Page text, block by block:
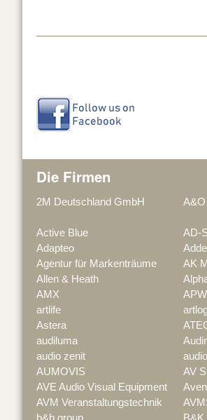
o
Die Firmen
2M Deutschland GmbH A&O
Active Blue
AD-
Adapteo
Agentur für Markenträume
AK
Allen & Heath
AMX
artlife
Astera
audiluma
audio zenit
AUMOVIS
AV
AVE Audio Visual Equipment
AVM Veranstaltungstechnik